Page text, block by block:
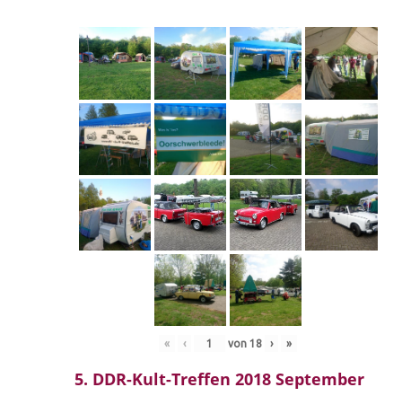
« ‹ von 18 › »
5. DDR-Kult-Treffen 2018 September